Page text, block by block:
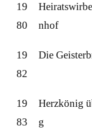
19
80
nhof
19
82
Die
19
83
Herzkönig
g